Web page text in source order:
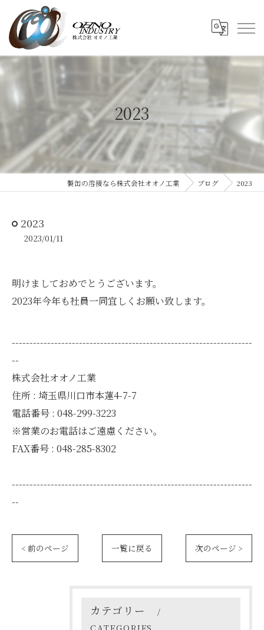
2023
製缶の溶接なら株式会社オオノ工業 ブログ 2023
2023
2023/01/11
明けましておめでとうございます。
2023年今年も社員一同宜しくお願い致します。
--------------------------------------------------------------------
--
株式会社オオノ工業
住所 : 埼玉県川口市本蓮4-7-7
電話番号 : 048-299-3223
※営業のお電話はご遠慮ください。
FAX番号 : 048-285-8302
--------------------------------------------------------------------
--
< 前のページ 一覧に戻る 次のページ >
カテゴリー
CATEGORIES